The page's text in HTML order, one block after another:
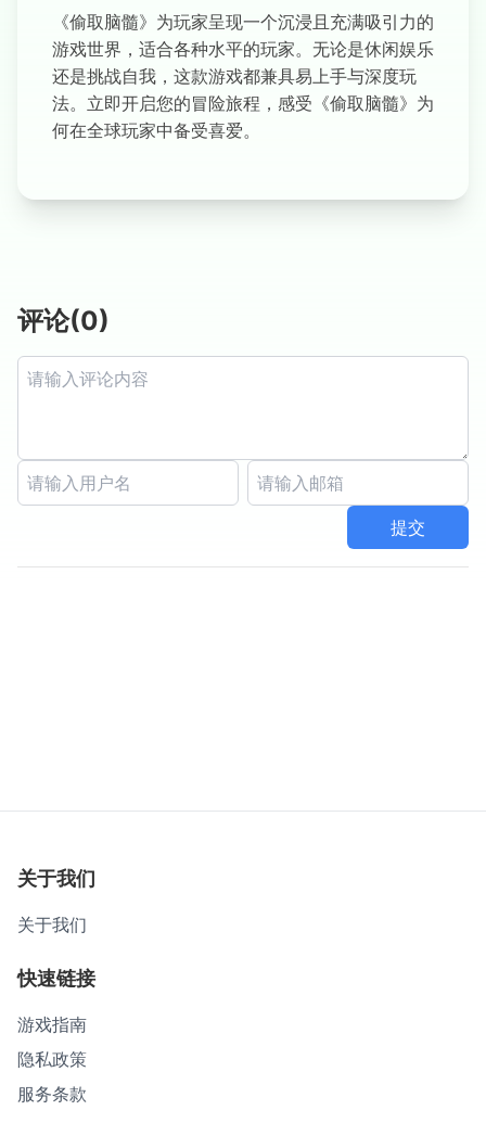
《偷取脑髓》为玩家呈现一个沉浸且充满吸引力的
游戏世界，适合各种水平的玩家。无论是休闲娱乐
还是挑战自我，这款游戏都兼具易上手与深度玩
法。立即开启您的冒险旅程，感受《偷取脑髓》为
何在全球玩家中备受喜爱。
评论(0)
提交
关于我们
关于我们
快速链接
游戏指南
隐私政策
服务条款